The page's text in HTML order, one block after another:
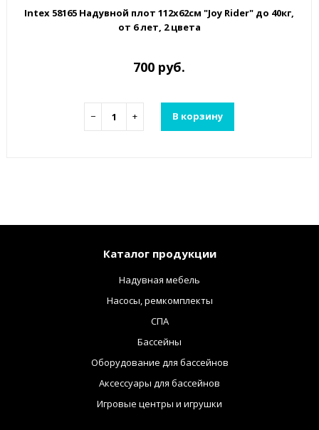
Intex 58165 Надувной плот 112х62см "Joy Rider" до 40кг,
от 6 лет, 2 цвета
700 руб.
− + В корзину
Каталог продукции
Надувная мебель
Насосы, ремкомплекты
СПА
Бассейны
Оборудование для бассейнов
Аксессуары для бассейнов
Игровые центры и игрушки